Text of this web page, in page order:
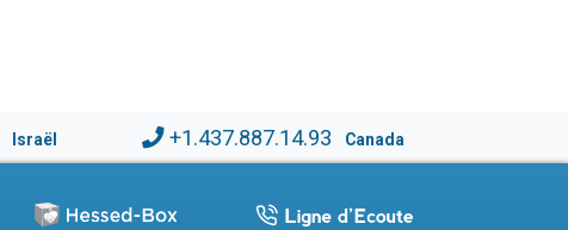
Israël +1.437.887.14.93 Canada